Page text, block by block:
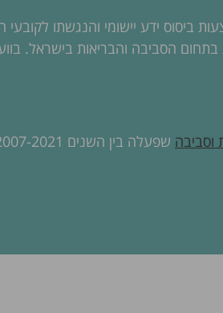
ביסוס ידע יישומי והנגשתו
הסביבה והבריאות בישראל.
וסביבה שפעלה בין השנים 2007-2021.